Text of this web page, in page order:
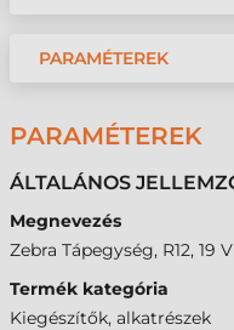
PARAMÉTEREK
PARAMÉTEREK
ÁLTALÁNOS
Megnevezés
Zebra Tápegység, R12,
Termék kategória
Kiegészítők, alkatrészek